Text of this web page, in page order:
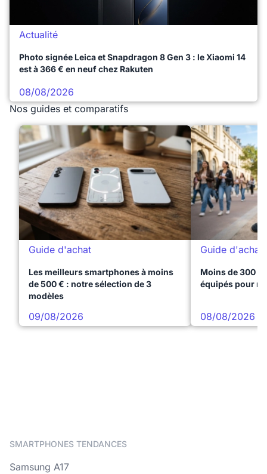
Actualité
Photo signée Leica et Snapdragon 8 Gen 3 : le Xiaomi 14
est à 366 € en neuf chez Rakuten
08/08/2026
Nos guides et comparatifs
Guide d'achat
Les meilleurs smartphones à moins
de 500 € : notre sélection de 3
modèles
09/08/2026
Guide d'achat
Moins de 300 €
équipés pour
08/08/2026
SMARTPHONES TENDANCES
Samsung A17